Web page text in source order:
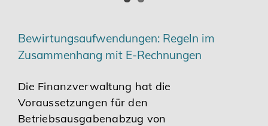
Karriere
Bewirtungsaufwendungen: Regeln im
Zusammenhang mit E-Rechnungen
Die Finanzverwaltung hat die
Voraussetzungen für den
Betriebsausgabenabzug von